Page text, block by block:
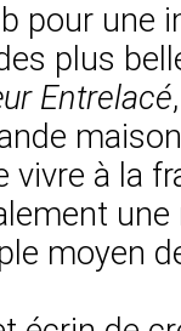
pour une
plus
Entrelacé
vivre à la
moyen